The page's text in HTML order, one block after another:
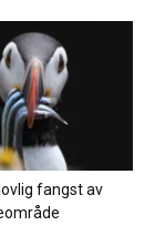
fangst av